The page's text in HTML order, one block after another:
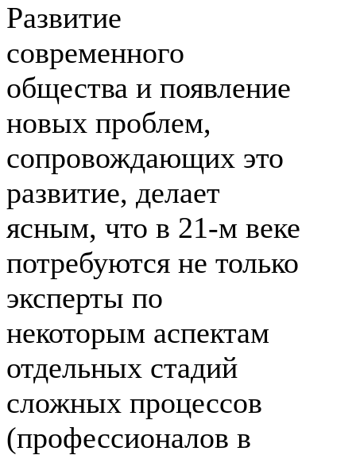
Развитие
современного
общества и появление
новых проблем,
сопровождающих это
развитие, делает
ясным, что в 21-м веке
потребуются не только
эксперты по
некоторым аспектам
отдельных стадий
сложных процессов
(профессионалов в